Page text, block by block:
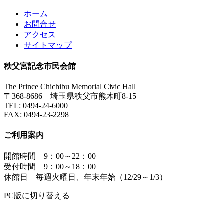
ホーム
お問合せ
アクセス
サイトマップ
秩父宮記念市民会館
The Prince Chichibu Memorial Civic Hall
〒368-8686 埼玉県秩父市熊木町8-15
TEL: 0494-24-6000
FAX: 0494-23-2298
ご利用案内
開館時間 9：00～22：00
受付時間 9：00～18：00
休館日 毎週火曜日、年末年始（12/29～1/3）
PC版に切り替える